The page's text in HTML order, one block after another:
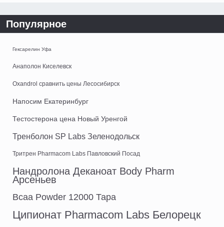
Популярное
Гексарелин Уфа
Анаполон Киселевск
Oxandrol сравнить цены Лесосибирск
Напосим Екатеринбург
Тестостерона цена Новый Уренгой
Тренболон SP Labs Зеленодольск
Тритрен Pharmacom Labs Павловский Посад
Нандролона Деканоат Body Pharm
Арсеньев
Bcaa Powder 12000 Тара
Ципионат Pharmacom Labs Белорецк